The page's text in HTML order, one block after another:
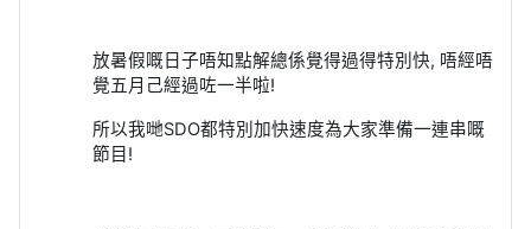
放暑假嘅日子唔知點解總係覺得過得特別快, 唔經唔
覺五月己經過咗一半啦!
所以我哋SDO都特別加快速度為大家準備一連串嘅
節目 !